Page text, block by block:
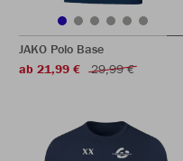
JAKO Polo Base
ab 21,99 €
29,99 €